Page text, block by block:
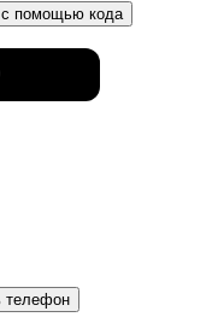
с помощью кода
телефон